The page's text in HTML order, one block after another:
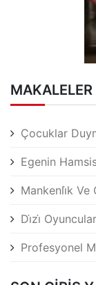
MAKALELER
Çocuklar
Egenin
Mankenli̇k Ve
Di̇zi̇
Profesyonel